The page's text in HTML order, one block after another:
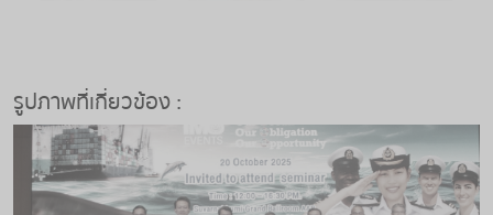
รูปภาพที่เกี่ยวข้อง :